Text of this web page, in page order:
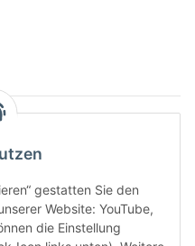
von 12
gestatten Sie den
Website: YouTube,
die Einstellung